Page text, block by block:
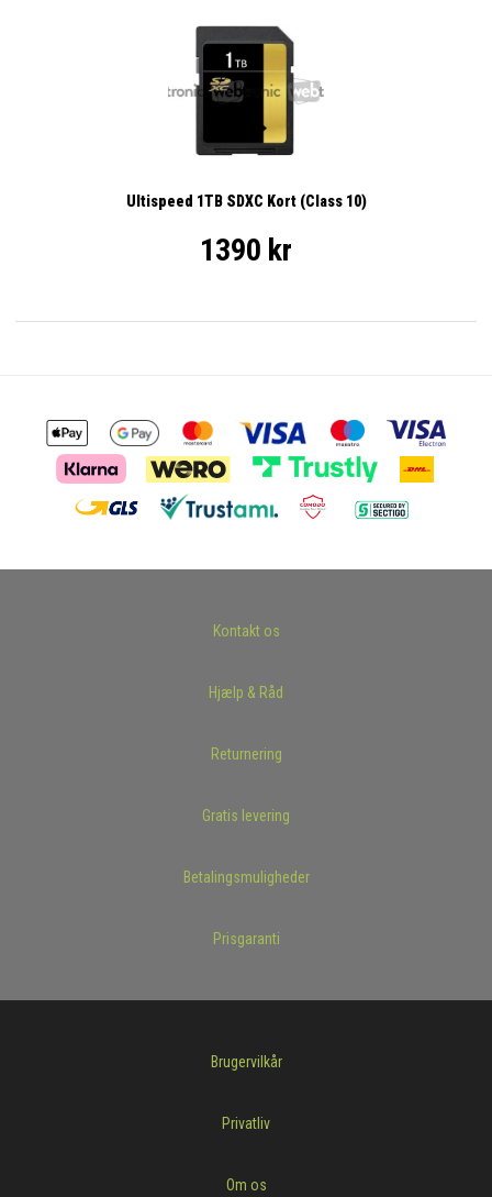
Ultispeed 1TB SDXC Kort (Class 10)
1390 kr
Kontakt os
Hjælp & Råd
Returnering
Gratis levering
Betalingsmuligheder
Prisgaranti
Brugervilkår
Privatliv
Om os